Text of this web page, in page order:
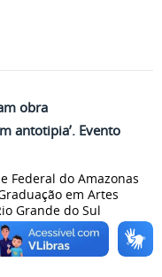
obra
antotipia’. Evento
Federal do Amazonas
em Artes
Grande do Sul